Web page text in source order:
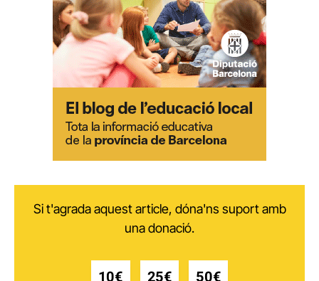
Si t'agrada aquest article, dóna'ns suport amb
una donació.